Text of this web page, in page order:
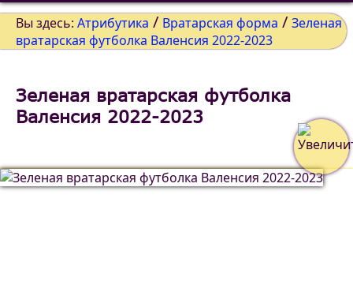
Вы здесь: Атрибутика / Вратарская форма / Зеленая
вратарская футболка Валенсия 2022-2023
Зеленая вратарская футболка
Валенсия 2022-2023